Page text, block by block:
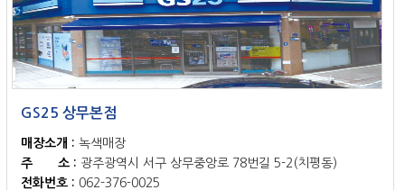
GS25 상무본점
매장소개 : 녹색매장
주 소 : 광주광역시 서구 상무중앙로 78번길 5-2(치평동)
전화번호 : 062-376-0025